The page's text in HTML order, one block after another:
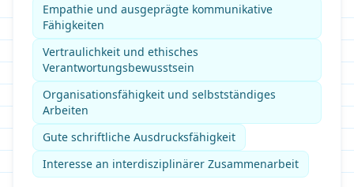
Empathie und ausgeprägte kommunikative
Fähigkeiten
Vertraulichkeit und ethisches
Verantwortungsbewusstsein
Organisationsfähigkeit und selbstständiges
Arbeiten
Gute schriftliche Ausdrucksfähigkeit
Interesse an interdisziplinärer Zusammenarbeit